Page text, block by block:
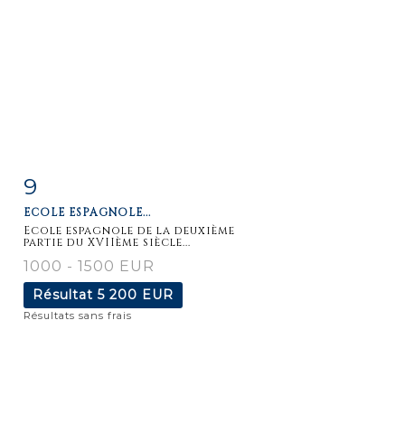
9
ECOLE ESPAGNOLE...
Ecole espagnole de la deuxième
partie du XVIIème siècle...
1000 - 1500 EUR
Résultat 5 200 EUR
Résultats sans frais